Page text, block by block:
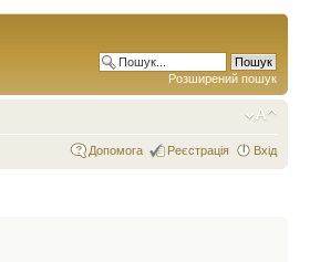
Розширений пошук
Допомога Реєстрація Вхід